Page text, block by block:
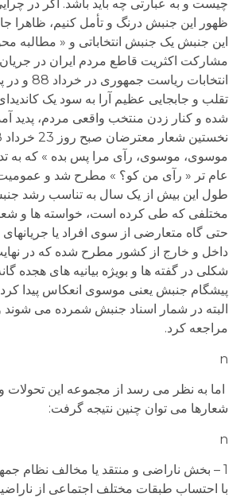
چیست و به عبارتی چه باید باشد. اگر در
ظهور این جنبش درنگ و تأمل کنیم، ظاهرا
این جنبش یک جنبش انتخاباتی و « مطالبه
مشارکت اکثریت قاطع مردم ایران در
انتخابات
تقلب و جابجایی عظیم آرا به سود یک
شده و کنار زدن منتخب واقعی مردم، پدید
موسوی، موسوی، رآی مرا پس بده » که به
عام تر « رآی من کو؟ » مطرح شد و عمومیت
طول این بیش از یک سال به تناسب رشد
مختلفی که طی کرده است، خواسته ها و
حتی گاه متعارضی از سوی افراد یا
داخل و خارج از کشور مطرح شده که در
شکلی در گفته ها و بویژه بیانیه های هجده
پیشگام جنبش یعنی موسوی انعکاس پیدا
البته در شمار اسناد جنبش شمرده می شوند
مراجعه کرد.
n
اما به نظر می رسد از مجموعه این تحولات
شعارها می توان چنین نتیجه گرفت:
n
1 – بخش ناراضی و منتقد یا مخالف نظام
با احتساب طبقات مختلف اجتماعی از